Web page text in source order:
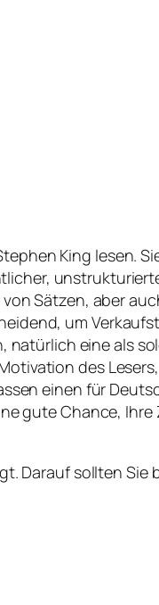
King lesen.
Sätzen, aber
um
natürlich eine als
des
einen für
gute Chance,
Darauf sollten Sie